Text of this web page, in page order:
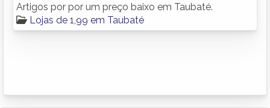
Artigos por por um preço baixo em Taubaté.
Lojas de 1,99 em Taubaté